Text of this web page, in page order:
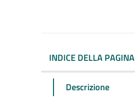
INDICE DELLA PAGINA
Descrizione